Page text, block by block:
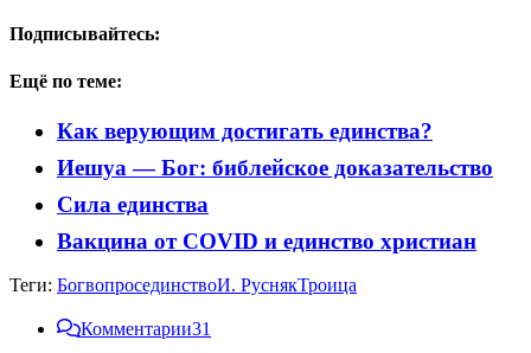
Подписывайтесь:
Ещё по теме:
Как верующим достигать единства?
Иешуа — Бог: библейское доказательство
Сила единства
Вакцина от COVID и единство христиан
Теги: БогвопросединствоИ. РуснякТроица
Комментарии31